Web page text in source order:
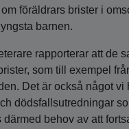
föräldrars brister i
barnen.
rapporterar att de
som till exempel
Det är också något vi
dödsfallsutredningar
därmed behov av att